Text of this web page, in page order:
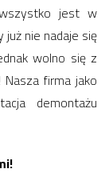
jest w
nie nadaje się
wolno się z
firma jako
demontażu